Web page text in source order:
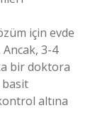
için evde
Ancak, 3-4
bir doktora
basit
altına